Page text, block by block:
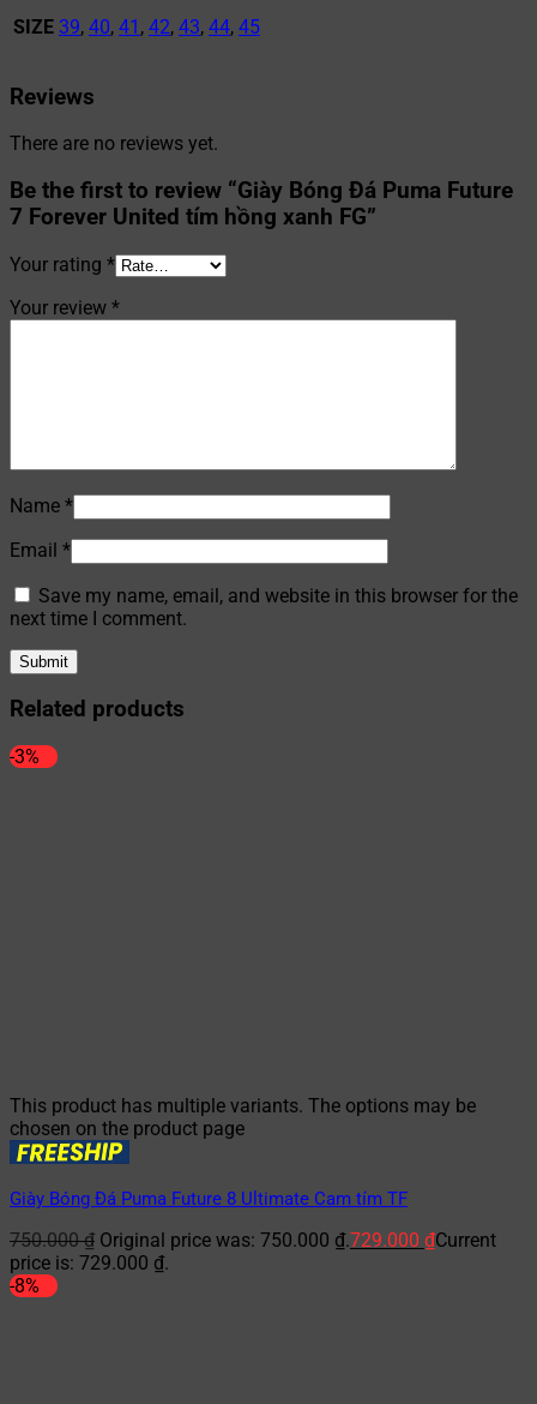
SIZE 39, 40, 41 , 42, 43, 44, 45
Reviews
There are no reviews yet.
Be the first to review “Giày Bóng Đá Puma Future
7 Forever United tím hồng xanh FG”
Your rating *
Your review *
Name *
Email *
Save my name, email, and website in this browser for the
next time I comment.
Related products
-3%
This product has multiple variants. The options may be
chosen on the product page
Giày Bóng Đá Puma Future 8 Ultimate Cam tím TF
750.000₫ Original price was: 750.000 ₫.729.000 ₫Current
price is: 729.000 ₫.
-8%